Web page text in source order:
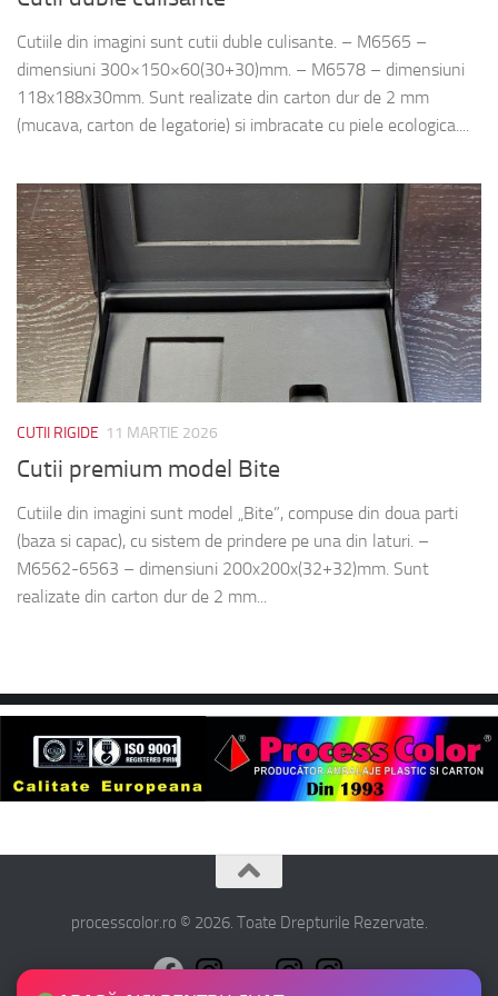
Cutiile din imagini sunt cutii duble culisante. – M6565 –
dimensiuni 300×150×60(30+30)mm. – M6578 – dimensiuni
118x188x30mm. Sunt realizate din carton dur de 2 mm
(mucava, carton de legatorie) si imbracate cu piele ecologica....
CUTII RIGIDE 11 MARTIE 2026
Cutii premium model Bite
Cutiile din imagini sunt model „Bite”, compuse din doua parti
(baza si capac), cu sistem de prindere pe una din laturi. –
M6562-6563 – dimensiuni 200x200x(32+32)mm. Sunt
realizate din carton dur de 2 mm...
processcolor.ro © 2026. Toate Drepturile Rezervate.